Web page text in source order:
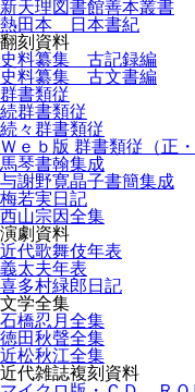
新天理図書館善本叢書
熱田本 日本書紀
翻刻資料
史料纂集 古記録編
史料纂集 古文書編
群書類従
続群書類従
続々群書類従
Ｗｅｂ版 群書類従（正・
馬琴書翰集成
与謝野寛晶子書簡集成
梅若実日記
西山宗因全集
演劇資料
近代歌舞伎年表
義太夫年表
喜多村緑郎日記
文学全集
石橋忍月全集
徳田秋聲全集
近松秋江全集
近代雑誌複刻資料